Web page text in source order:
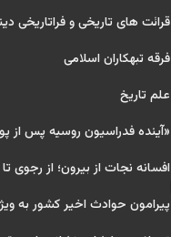
قرائت های تاریخی و فراتاریخی
فرقه تبهکاران اسلامی
علم تاریخ
«آینده فدراسیون روسیه پس از
افسانه نجات از بیرون؛ از رجوی
پیرامون حوادث اخیر کشور به